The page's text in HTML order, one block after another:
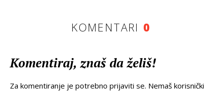
KOMENTARI 0
Komentiraj, znaš da želiš!
Za komentiranje je potrebno prijaviti se. Nemaš korisnički